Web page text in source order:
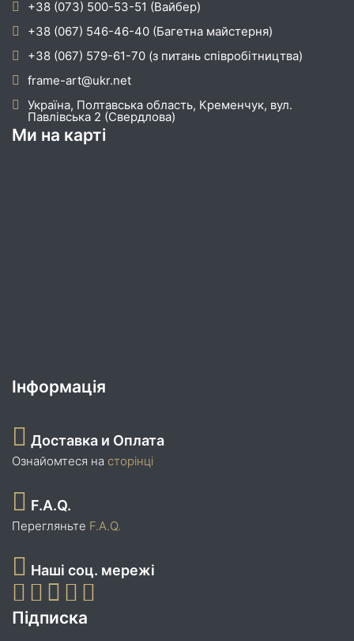
+38 (073) 500-53-51 (Вайбер)
+38 (067) 546-46-40 (Багетна майстерня)
+38 (067) 579-61-70 (з питань співробітництва)
frame-art@ukr.net
Україна, Полтавська область, Кременчук, вул.
Павлівська 2 (Свердлова)
Ми на карті
Інформація
Доставка и Оплата
Ознайомтеся на сторінці
F.A.Q.
Перегляньте F.A.Q.
Наші соц. мережі
Підписка